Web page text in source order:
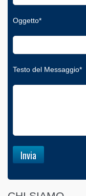
Oggetto*
Testo del Messaggio*